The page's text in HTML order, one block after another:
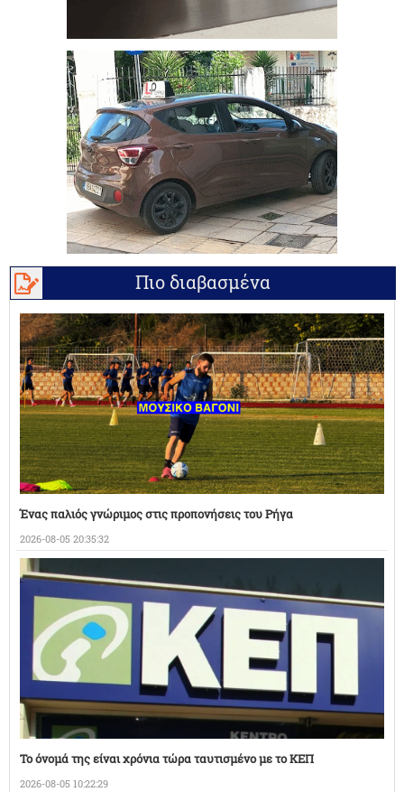
Πιο διαβασμένα
Ένας παλιός γνώριμος στις προπονήσεις του Ρήγα
2026-08-05 20:35:32
Το όνομά της είναι χρόνια τώρα ταυτισμένο με το ΚΕΠ
2026-08-05 10:22:29